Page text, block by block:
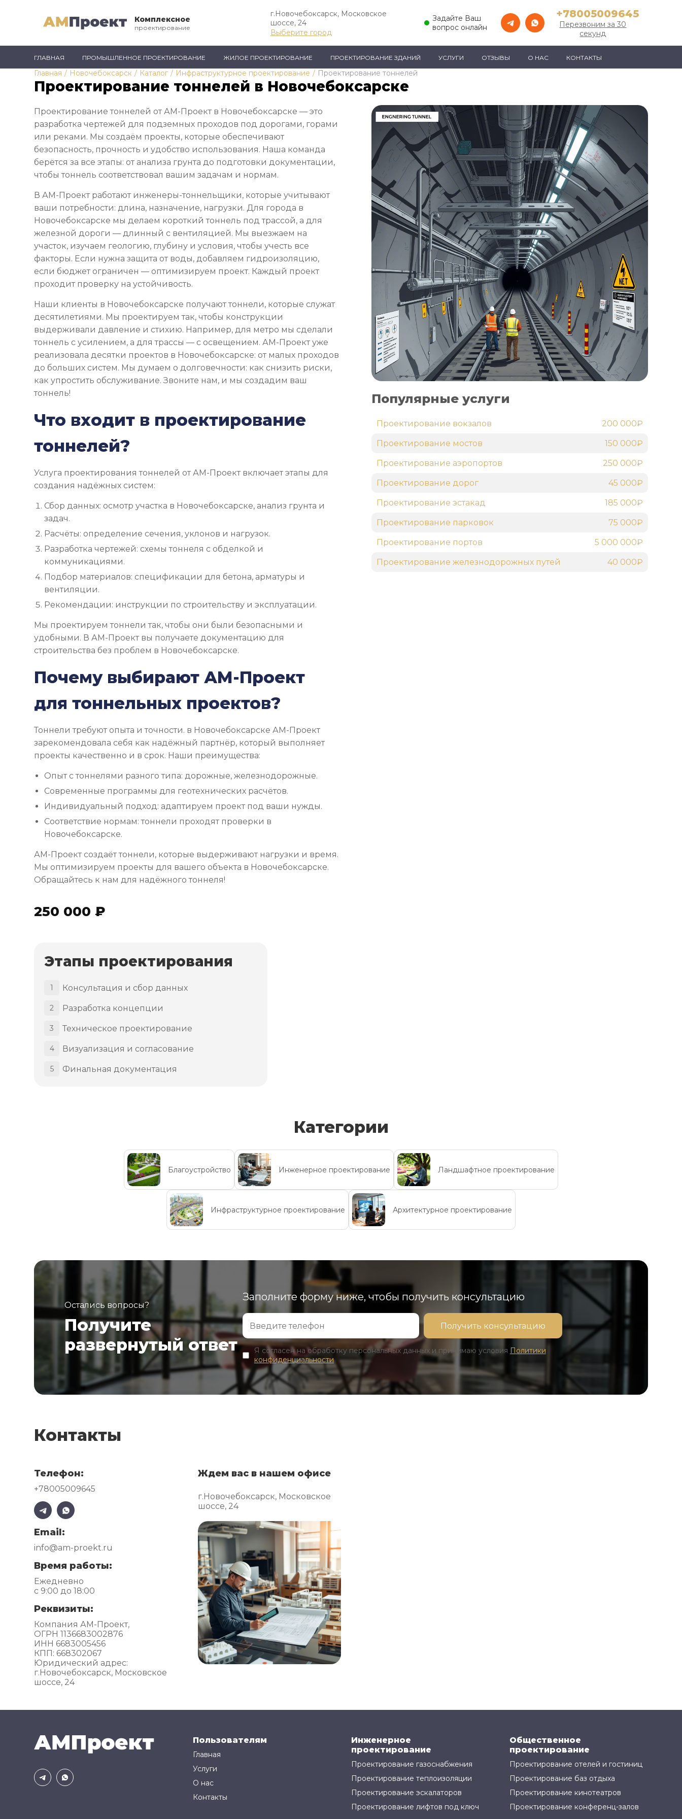
Комплексное
проектирование
г.Новочебоксарск, Московское
шоссе, 24
Выберите город
Задайте Ваш
вопрос онлайн
+78005009645
Перезвоним за 30
секунд
ГЛАВНАЯ ПРОМЫШЛЕННОЕ ПРОЕКТИРОВАНИЕ ЖИЛОЕ ПРОЕКТИРОВАНИЕ ПРОЕКТИРОВАНИЕ ЗДАНИЙ УСЛУГИ ОТЗЫВЫ О НАС КОНТАКТЫ
Главная / Новочебоксарск / Каталог / Инфраструктурное проектирование / Проектирование тоннелей
Проектирование тоннелей в Новочебоксарске
Проектирование тоннелей от АМ-Проект в Новочебоксарске — это
разработка чертежей для подземных проходов под дорогами, горами
или реками. Мы создаём проекты, которые обеспечивают
безопасность, прочность и удобство использования. Наша команда
берётся за все этапы: от анализа грунта до подготовки документации,
чтобы тоннель соответствовал вашим задачам и нормам.
В АМ-Проект работают инженеры-тоннельщики, которые учитывают
ваши потребности: длина, назначение, нагрузки. Для города в
Новочебоксарске мы делаем короткий тоннель под трассой, а для
железной дороги — длинный с вентиляцией. Мы выезжаем на
участок, изучаем геологию, глубину и условия, чтобы учесть все
факторы. Если нужна защита от воды, добавляем гидроизоляцию,
если бюджет ограничен — оптимизируем проект. Каждый проект
проходит проверку на устойчивость.
Наши клиенты в Новочебоксарске получают тоннели, которые служат
десятилетиями. Мы проектируем так, чтобы конструкции
выдерживали давление и стихию. Например, для метро мы сделали
тоннель с усилением, а для трассы — с освещением. АМ-Проект уже
реализовала десятки проектов в Новочебоксарске: от малых проходов
до больших систем. Мы думаем о долговечности: как снизить риски,
как упростить обслуживание. Звоните нам, и мы создадим ваш
тоннель!
Что входит в проектирование
тоннелей?
Услуга проектирования тоннелей от АМ-Проект включает этапы для
создания надёжных систем:
Сбор данных: осмотр участка в Новочебоксарске, анализ грунта и
задач.
Расчёты: определение сечения, уклонов и нагрузок.
Разработка чертежей: схемы тоннеля с обделкой и
коммуникациями.
Подбор материалов: спецификации для бетона, арматуры и
вентиляции.
Рекомендации: инструкции по строительству и эксплуатации.
Мы проектируем тоннели так, чтобы они были безопасными и
удобными. В АМ-Проект вы получаете документацию для
строительства без проблем в Новочебоксарске.
Почему выбирают АМ-Проект
для тоннельных проектов?
Тоннели требуют опыта и точности. в Новочебоксарске АМ-Проект
зарекомендовала себя как надёжный партнёр, который выполняет
проекты качественно и в срок. Наши преимущества:
Опыт с тоннелями разного типа: дорожные, железнодорожные.
Современные программы для геотехнических расчётов.
Индивидуальный подход: адаптируем проект под ваши нужды.
Соответствие нормам: тоннели проходят проверки в
Новочебоксарске.
АМ-Проект создаёт тоннели, которые выдерживают нагрузки и время.
Мы оптимизируем проекты для вашего объекта в Новочебоксарске.
Обращайтесь к нам для надёжного тоннеля!
250 000 ₽
Популярные услуги
Проектирование вокзалов 200 000₽
Проектирование мостов 150 000₽
Проектирование аэропортов 250 000₽
Проектирование дорог 45 000₽
Проектирование эстакад 185 000₽
Проектирование парковок 75 000₽
Проектирование портов 5 000 000₽
Проектирование железнодорожных путей 40 000₽
Этапы проектирования
1 Консультация и сбор данных
2 Разработка концепции
3 Техническое проектирование
4 Визуализация и согласование
5 Финальная документация
Категории
Благоустройство Инженерное проектирование Ландшафтное проектирование
Инфраструктурное проектирование Архитектурное проектирование
Остались вопросы?
Получите
развернутый ответ
Заполните форму ниже, чтобы получить консультацию
Я согласен на обработку персональных данных и принимаю условия Политики
конфиденциальности
Контакты
Телефон:
+78005009645
Email:
info@am-proekt.ru
Время работы:
Ежедневно
с 9:00 до 18:00
Реквизиты:
Компания АМ-Проект,
ОГРН 1136683002876
ИНН 6683005456
КПП: 668302067
Юридический адрес:
г.Новочебоксарск, Московское
шоссе, 24
Ждем вас в нашем офисе
г.Новочебоксарск, Московское
шоссе, 24
Пользователям
Главная
Услуги
О нас
Контакты
Инженерное
проектирование
Проектирование газоснабжения
Проектирование теплоизоляции
Проектирование эскалаторов
Проектирование лифтов под ключ
Общественное
проектирование
Проектирование отелей и гостиниц
Проектирование баз отдыха
Проектирование кинотеатров
Проектирование конференц-залов